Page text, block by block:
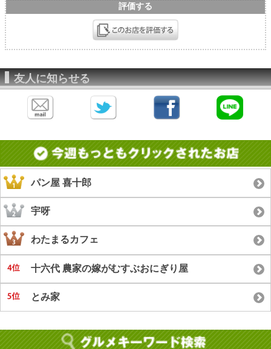
評価する
友人に知らせる
パン屋 喜十郎
宇呀
わたまるカフェ
十六代 農家の嫁がむすぶおにぎり屋
とみ家